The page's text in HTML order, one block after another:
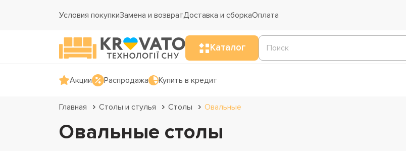
Условия покупкиЗамена и возвратДоставка и сборкаОплата
Каталог
Акции Распродажа Купить в кредит
Главная Столы и стулья Столы Овальные
Овальные столы